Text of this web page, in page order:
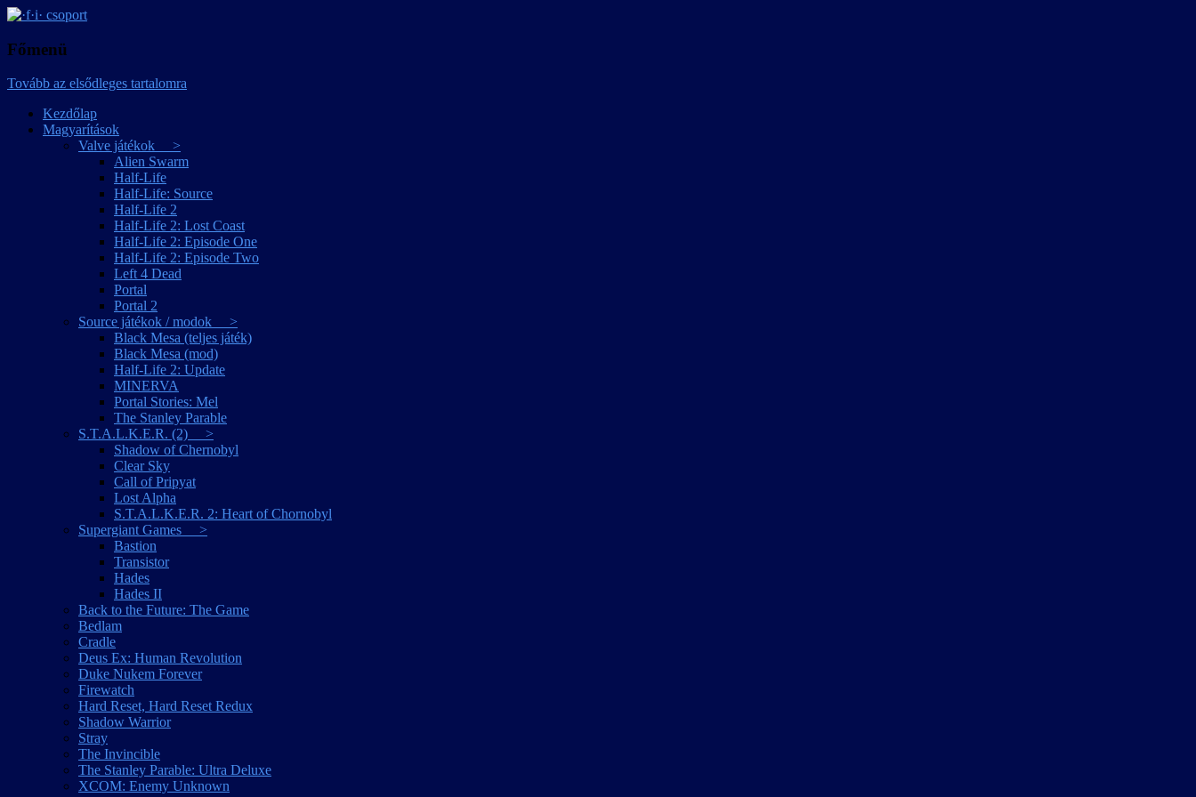
·f·i· csoport
Főmenü
Tovább az elsődleges tartalomra
Kezdőlap
Magyarítások
Valve játékok >
Alien Swarm
Half-Life
Half-Life: Source
Half-Life 2
Half-Life 2: Lost Coast
Half-Life 2: Episode One
Half-Life 2: Episode Two
Left 4 Dead
Portal
Portal 2
Source játékok / modok >
Black Mesa (teljes játék)
Black Mesa (mod)
Half-Life 2: Update
MINERVA
Portal Stories: Mel
The Stanley Parable
S.T.A.L.K.E.R. (2) >
Shadow of Chernobyl
Clear Sky
Call of Pripyat
Lost Alpha
S.T.A.L.K.E.R. 2: Heart of Chornobyl
Supergiant Games >
Bastion
Transistor
Hades
Hades II
Back to the Future: The Game
Bedlam
Cradle
Deus Ex: Human Revolution
Duke Nukem Forever
Firewatch
Hard Reset, Hard Reset Redux
Shadow Warrior
Stray
The Invincible
The Stanley Parable: Ultra Deluxe
XCOM: Enemy Unknown